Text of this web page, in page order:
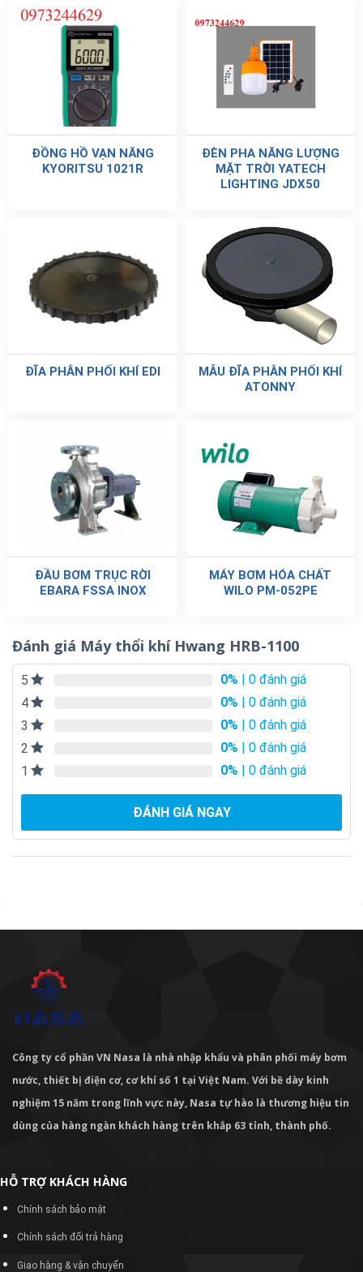
ĐỒNG HỒ VẠN NĂNG
KYORITSU 1021R
ĐÈN PHA NĂNG LƯỢNG
MẶT TRỜI YATECH
LIGHTING JDX50
ĐĨA PHÂN PHỐI KHÍ EDI
MẪU ĐĨA PHÂN PHỐI KHÍ
ATONNY
ĐẦU BƠM TRỤC RỜI
EBARA FSSA INOX
MÁY BƠM HÓA CHẤT
WILO PM-052PE
Đánh giá Máy thổi khí Hwang HRB-1100
5 0% | 0 đánh giá
4
0% | 0 đánh giá
3
0% | 0 đánh giá
2
0% | 0 đánh giá
1
0% | 0 đánh giá
ĐÁNH GIÁ NGAY
Công ty cổ phần VN Nasa là nhà nhập khẩu và phân phối máy bơm
nước, thiết bị điện cơ, cơ khí số 1 tại Việt Nam. Với bề dày kinh
nghiệm 15 năm trong lĩnh vực này, Nasa tự hào là thương hiệu tin
dùng của hàng ngàn khách hàng trên khắp 63 tỉnh, thành phố.
HỖ TRỢ KHÁCH HÀNG
Chính sách bảo mật
Chính sách đổi trả hàng
Giao hàng & vận chuyển